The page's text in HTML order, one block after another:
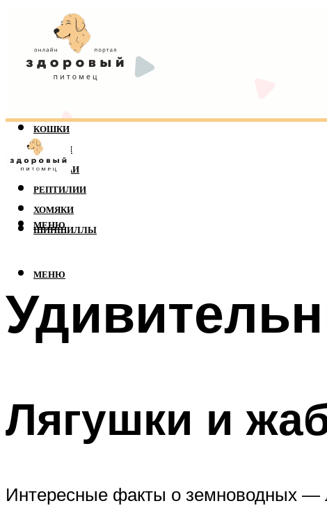
КОШКИ
СОБАКИ
ПОПУГАИ
РЕПТИЛИИ
ХОМЯКИ
ШИНШИЛЛЫ
МЕНЮ
МЕНЮ
Лягушки и
Интересные факты о земноводных —